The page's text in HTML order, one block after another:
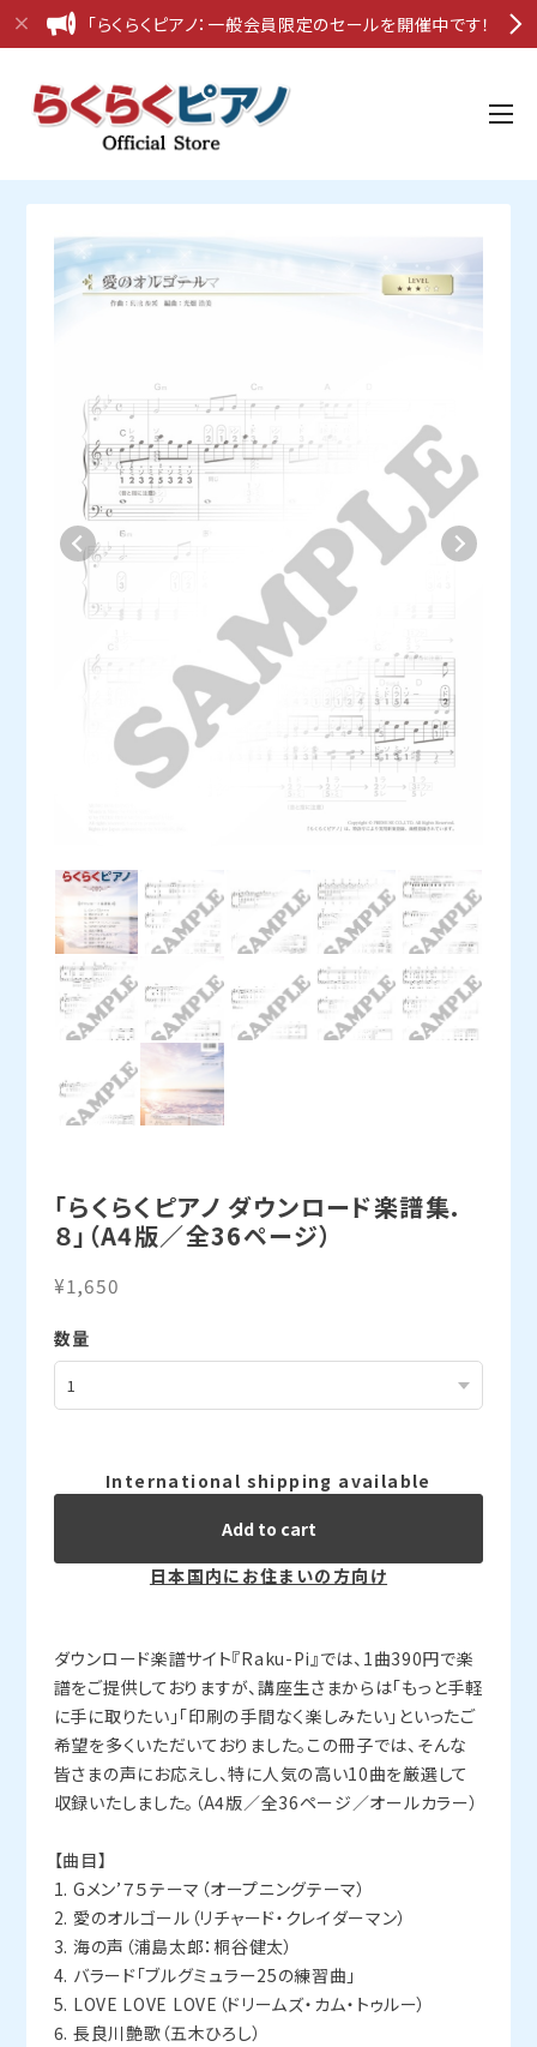
「らくらくピアノ：一般会員限定のセールを開催中です！
「らくらくピアノ ダウンロード楽譜集.
８」（A4版／全36ページ）
¥1,650
数量
International shipping available
Add to cart
日本国内にお住まいの方向け
ダウンロード楽譜サイト『Raku-Pi』では、1曲390円で楽
譜をご提供しておりますが、講座生さまからは「もっと手軽
に手に取りたい」「印刷の手間なく楽しみたい」といったご
希望を多くいただいておりました。この冊子では、そんな
皆さまの声にお応えし、特に人気の高い10曲を厳選して
収録いたしました。（A4版／全36ページ／オールカラー）
【曲目】
1. Gメン’７５テーマ（オープニングテーマ）
2. 愛のオルゴール（リチャード・クレイダーマン）
3. 海の声（浦島太郎：桐谷健太）
4. バラード「ブルグミュラー25の練習曲」
5. LOVE LOVE LOVE（ドリームズ・カム・トゥルー）
6. 長良川艶歌（五木ひろし）